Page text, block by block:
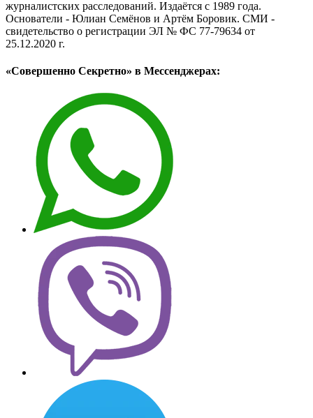
журналистских расследований. Издаётся с 1989 года.
Основатели - Юлиан Семёнов и Артём Боровик. CМИ -
свидетельство о регистрации ЭЛ № ФС 77-79634 от
25.12.2020 г.
«Совершенно Секретно» в Мессенджерах: